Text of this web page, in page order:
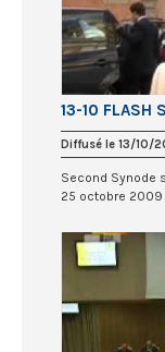
13-10 FLASH
Diffusé le 13/10/
Second Synode
25 octobre 2009